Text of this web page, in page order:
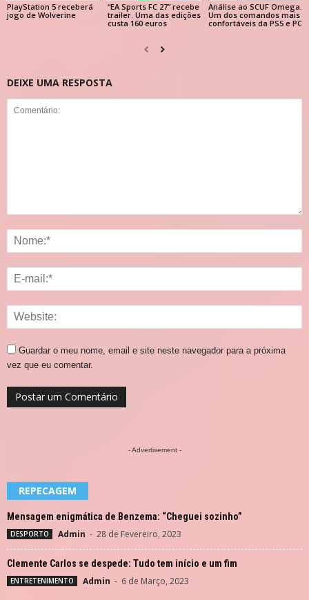
PlayStation 5 receberá
jogo de Wolverine
“EA Sports FC 27” recebe
trailer. Uma das edições
custa 160 euros
Análise ao SCUF Omega.
Um dos comandos mais
confortáveis da PS5 e PC
DEIXE UMA RESPOSTA
Guardar o meu nome, email e site neste navegador para a próxima
vez que eu comentar.
- Advertisement -
REPECAGEM
Mensagem enigmática de Benzema: “Cheguei sozinho”
DESPORTO Admin - 28 de Fevereiro, 2023
Clemente Carlos se despede: Tudo tem início e um fim
ENTRETENIMENTO Admin - 6 de Março, 2023